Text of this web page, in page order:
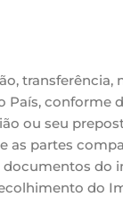
conforme
ou seu
as partes
do